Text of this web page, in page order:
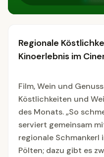
Regionale
Kinoerlebnis im
Film, Wein und
Köstlichkeiten und
des Monats. „So
serviert gemeinsam
regionale Schmankerl
Pölten; dazu gibt es